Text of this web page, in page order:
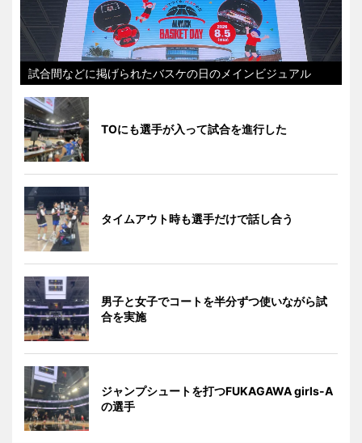
試合間などに掲げられたバスケの日のメインビジュアル
TOにも選手が入って試合を進行した
タイムアウト時も選手だけで話し合う
男子と女子でコートを半分ずつ使いながら試
合を実施
ジャンプシュートを打つFUKAGAWA girls-A
の選手